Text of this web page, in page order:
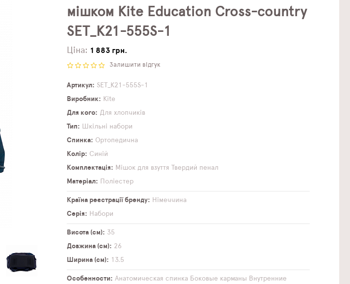
мішком Kite Education Cross-country
SET_K21-555S-1
Ціна: 1 883 грн.
Залишити відгук
Артикул
SET_K21-555S-1
Виробник
Kite
Для кого
Для хлопчиків
Тип
Шкільні набори
Спинка
Ортопедична
Колір
Синій
Комплектація
Мішок для взуття
Твердий пенал
Матеріал
Поліестер
Країна реєстрації бренду
Німеччина
Серія
Набори
Висота (см)
35
Довжина (см)
26
Ширина (см)
13,5
Особенности Анатомическая спинка Боковые карманы Внутренние